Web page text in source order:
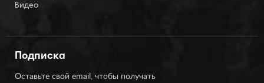
Видео
Подписка
Оставьте свой email, чтобы получать